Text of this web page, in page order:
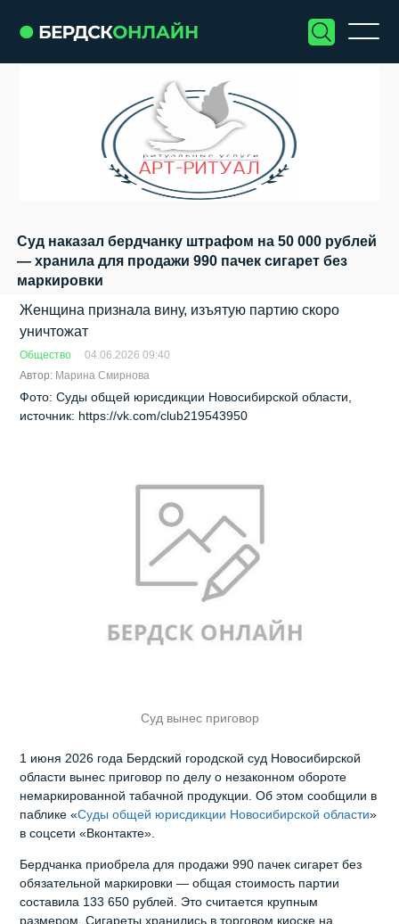
Суд наказал бердчанку штрафом на 50 000 рублей
— хранила для продажи 990 пачек сигарет без
маркировки
Женщина признала вину, изъятую партию скоро
уничтожат
Общество
04.06.2026 09:40
Автор: Марина Смирнова
Фото: Суды общей юрисдикции Новосибирской области,
источник: https://vk.com/club219543950
Суд вынес приговор
1 июня 2026 года Бердский городской суд Новосибирской
области вынес приговор по делу о незаконном обороте
немаркированной табачной продукции. Об этом сообщили в
паблике «Суды общей юрисдикции Новосибирской области»
в соцсети «Вконтакте».
Бердчанка приобрела для продажи 990 пачек сигарет без
обязательной маркировки — общая стоимость партии
составила 133 650 рублей. Это считается крупным
размером. Сигареты хранились в торговом киоске на